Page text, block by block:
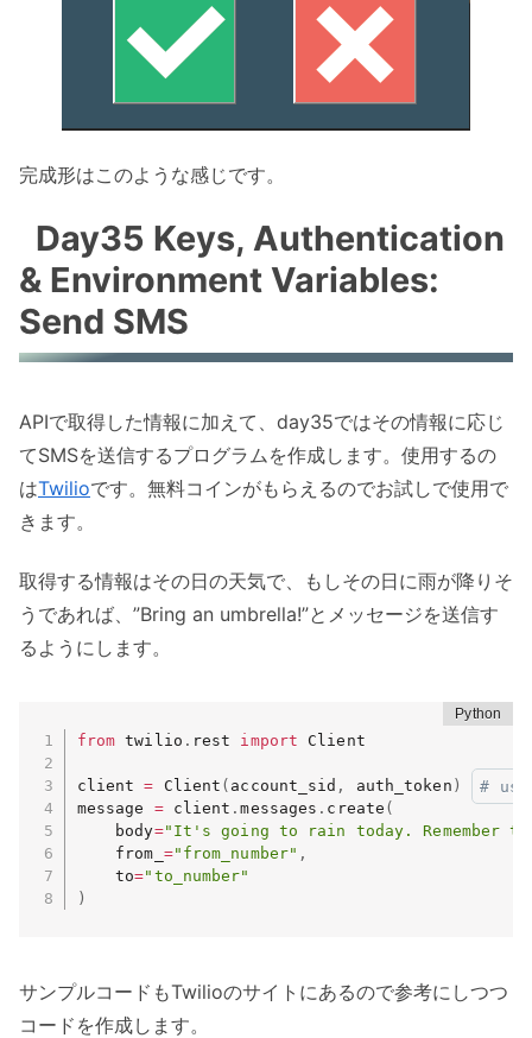
完成形はこのような感じです。
Day35 Keys, Authentication
& Environment Variables:
Send SMS
APIで取得した情報に加えて、day35ではその情報に応じ
てSMSを送信するプログラムを作成します。使用するの
はTwilioです。無料コインがもらえるのでお試しで使用で
きます。
取得する情報はその日の天気で、もしその日に雨が降りそ
うであれば、”Bring an umbrella!”とメッセージを送信す
るようにします。
from twilio . rest import Client
client = Client ( account_sid , auth_token )
#
message = client .messages . create (
    body
="It's going to rain today. Remember
    from_
="from_number" ,
    to
="to_number"
)
サンプルコードもTwilioのサイトにあるので参考にしつつ
コードを作成します。